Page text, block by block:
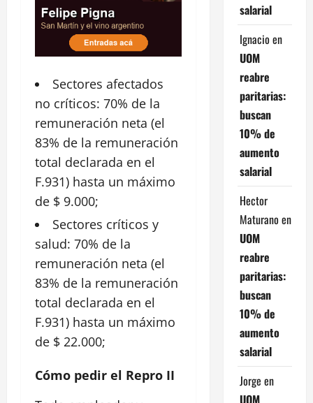
Sectores afectados
no críticos: 70% de la
remuneración neta (el
83% de la remuneración
total declarada en el
F.931) hasta un máximo
de $ 9.000;
Sectores críticos y
salud: 70% de la
remuneración neta (el
83% de la remuneración
total declarada en el
F.931) hasta un máximo
de $ 22.000;
Cómo pedir el Repro II
salarial
Ignacio en
UOM
reabre
paritarias:
buscan
10% de
aumento
salarial
Hector
Maturano en
UOM
reabre
paritarias:
buscan
10% de
aumento
salarial
Jorge en
UOM